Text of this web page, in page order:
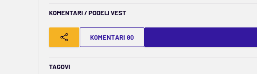
KOMENTARI / PODELI VEST
KOMENTARI 80
TAGOVI